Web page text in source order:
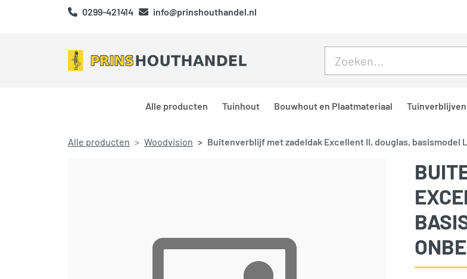
0299-421414 info@prinshouthandel.nl
Alle producten Tuinhout Bouwhout en Plaatmateriaal Tuinverblijven
Alle producten Woodvision Buitenverblijf met zadeldak Excellent II, douglas, basismodel